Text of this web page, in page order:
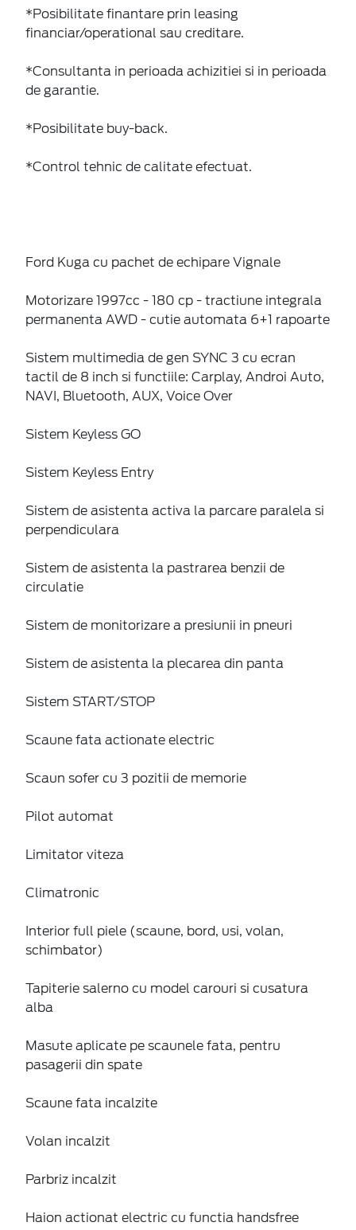
*Posibilitate finantare prin leasing
financiar/operational sau creditare.
*Consultanta in perioada achizitiei si in perioada
de garantie.
*Posibilitate buy-back.
*Control tehnic de calitate efectuat.
Ford Kuga cu pachet de echipare Vignale
Motorizare 1997cc - 180 cp - tractiune integrala
permanenta AWD - cutie automata 6+1 rapoarte
Sistem multimedia de gen SYNC 3 cu ecran
tactil de 8 inch si functiile: Carplay, Androi Auto,
NAVI, Bluetooth, AUX, Voice Over
Sistem Keyless GO
Sistem Keyless Entry
Sistem de asistenta activa la parcare paralela si
perpendiculara
Sistem de asistenta la pastrarea benzii de
circulatie
Sistem de monitorizare a presiunii in pneuri
Sistem de asistenta la plecarea din panta
Sistem START/STOP
Scaune fata actionate electric
Scaun sofer cu 3 pozitii de memorie
Pilot automat
Limitator viteza
Climatronic
Interior full piele (scaune, bord, usi, volan,
schimbator)
Tapiterie salerno cu model carouri si cusatura
alba
Masute aplicate pe scaunele fata, pentru
pasagerii din spate
Scaune fata incalzite
Volan incalzit
Parbriz incalzit
Haion actionat electric cu functia handsfree